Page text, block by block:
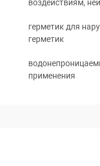
воздействиям,
герметик для
герметик
применения